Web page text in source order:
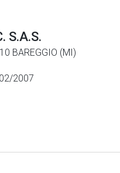
S.A.S.
BAREGGIO (MI)
2007